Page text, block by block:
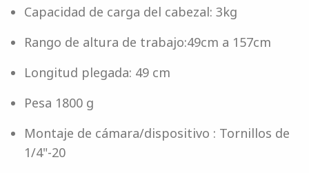
Capacidad de carga del cabezal: 3kg
Rango de altura de trabajo:49cm a 157cm
Longitud plegada: 49 cm
Pesa 1800 g
Montaje de cámara/dispositivo : Tornillos de
1/4"-20